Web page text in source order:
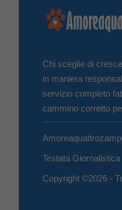
Chi sceglie di
in maniera
servizio completo
cammino corretto
Testata
Copyright ©2026 -